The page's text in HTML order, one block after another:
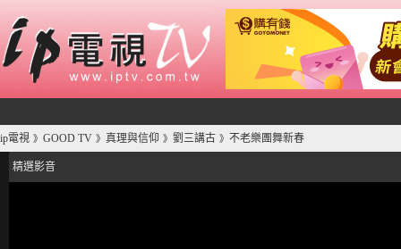
ip電視 》 GOOD TV 》 真理與信仰 》 劉三講古 》 不老樂團舞新春
精選影音